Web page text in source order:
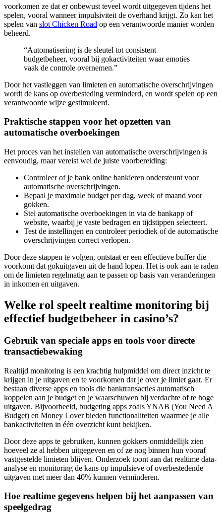
voorkomen ze dat er onbewust teveel wordt uitgegeven tijdens het
spelen, vooral wanneer impulsiviteit de overhand krijgt. Zo kan het
spelen van slot Chicken Road op een verantwoorde manier worden
beheerd.
“Automatisering is de sleutel tot consistent
budgetbeheer, vooral bij gokactiviteiten waar emoties
vaak de controle overnemen.”
Door het vastleggen van limieten en automatische overschrijvingen
wordt de kans op overbesteding verminderd, en wordt spelen op een
verantwoorde wijze gestimuleerd.
Praktische stappen voor het opzetten van
automatische overboekingen
Het proces van het instellen van automatische overschrijvingen is
eenvoudig, maar vereist wel de juiste voorbereiding:
Controleer of je bank online bankieren ondersteunt voor
automatische overschrijvingen.
Bepaal je maximale budget per dag, week of maand voor
gokken.
Stel automatische overboekingen in via de bankapp of
website, waarbij je vaste bedragen en tijdstippen selecteert.
Test de instellingen en controleer periodiek of de automatische
overschrijvingen correct verlopen.
Door deze stappen te volgen, ontstaat er een effectieve buffer die
voorkomt dat gokuitgaven uit de hand lopen. Het is ook aan te raden
om de limieten regelmatig aan te passen op basis van veranderingen
in inkomen en uitgaven.
Welke rol speelt realtime monitoring bij
effectief budgetbeheer in casino’s?
Gebruik van speciale apps en tools voor directe
transactiebewaking
Realtijd monitoring is een krachtig hulpmiddel om direct inzicht te
krijgen in je uitgaven en te voorkomen dat je over je limiet gaat. Er
bestaan diverse apps en tools die banktransacties automatisch
koppelen aan je budget en je waarschuwen bij verdachte of te hoge
uitgaven. Bijvoorbeeld, budgeting apps zoals YNAB (You Need A
Budget) en Money Lover bieden functionaliteiten waarmee je alle
bankactiviteiten in één overzicht kunt bekijken.
Door deze apps te gebruiken, kunnen gokkers onmiddellijk zien
hoeveel ze al hebben uitgegeven en of ze nog binnen hun vooraf
vastgestelde limieten blijven. Onderzoek toont aan dat realtime data-
analyse en monitoring de kans op impulsieve of overbestedende
uitgaven met meer dan 40% kunnen verminderen.
Hoe realtime gegevens helpen bij het aanpassen van
speelgedrag